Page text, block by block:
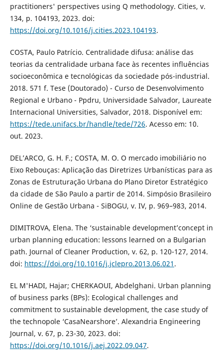
practitioners' perspectives using Q methodology. Cities, v.
134, p. 104193, 2023. doi:
https://doi.org/10.1016/j.cities.2023.104193.
COSTA, Paulo Patrício. Centralidade difusa: análise das
teorias da centralidade urbana face às recentes influências
socioeconômica e tecnológicas da sociedade pós-industrial.
2018. 571 f. Tese (Doutorado) - Curso de Desenvolvimento
Regional e Urbano - Ppdru, Universidade Salvador, Laureate
Internacional Universities, Salvador, 2018. Disponível em:
https://tede.unifacs.br/handle/tede/726. Acesso em: 10.
out. 2023.
DEL’ARCO, G. H. F.; COSTA, M. O. O mercado imobiliário no
Eixo Rebouças: Aplicação das Diretrizes Urbanísticas para as
Zonas de Estruturação Urbana do Plano Diretor Estratégico
da cidade de São Paulo a partir de 2014. Simpósio Brasileiro
Online de Gestão Urbana - SiBOGU, v. IV, p. 969–983, 2014.
DIMITROVA, Elena. The ‘sustainable development’concept in
urban planning education: lessons learned on a Bulgarian
path. Journal of Cleaner Production, v. 62, p. 120-127, 2014.
doi: https://doi.org/10.1016/j.jclepro.2013.06.021 .
EL M'HADI, Hajar; CHERKAOUI, Abdelghani. Urban planning
of business parks (BPs): Ecological challenges and
commitment to sustainable development, the case study of
the technopole ‘CasaNearshore’. Alexandria Engineering
Journal, v. 67, p. 23-30, 2023. doi:
https://doi.org/10.1016/j.aej.2022.09.047.